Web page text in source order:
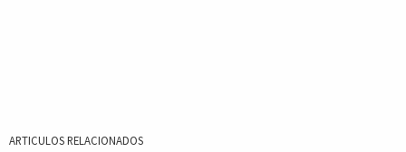
ARTICULOS RELACIONADOS